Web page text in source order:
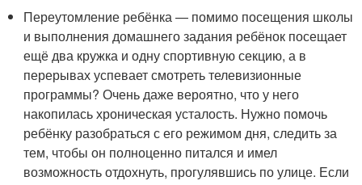
Переутомление ребёнка — помимо посещения школы
и выполнения домашнего задания ребёнок посещает
ещё два кружка и одну спортивную секцию, а в
перерывах успевает смотреть телевизионные
программы? Очень даже вероятно, что у него
накопилась хроническая усталость. Нужно помочь
ребёнку разобраться с его режимом дня, следить за
тем, чтобы он полноценно питался и имел
возможность отдохнуть, прогулявшись по улице. Если